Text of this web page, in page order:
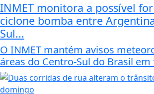
INMET monitora a possível
ciclone bomba entre
Sul...
O INMET mantém avisos
áreas do Centro-Sul do Brasil em